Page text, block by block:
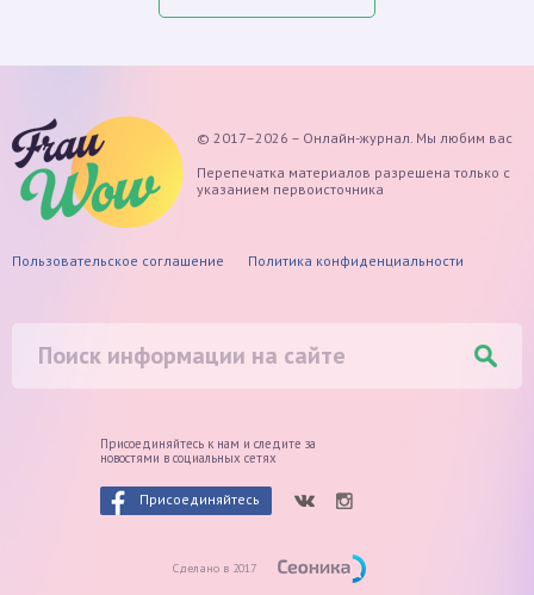
© 2017–2026 – Онлайн-журнал. Мы любим вас
Перепечатка материалов разрешена только с
указанием первоисточника
Пользовательское соглашение Политика конфиденциальности
Присоединяйтесь к нам и следите за
новостями в социальных сетях
Присоединяйтесь
Сделано в 2017